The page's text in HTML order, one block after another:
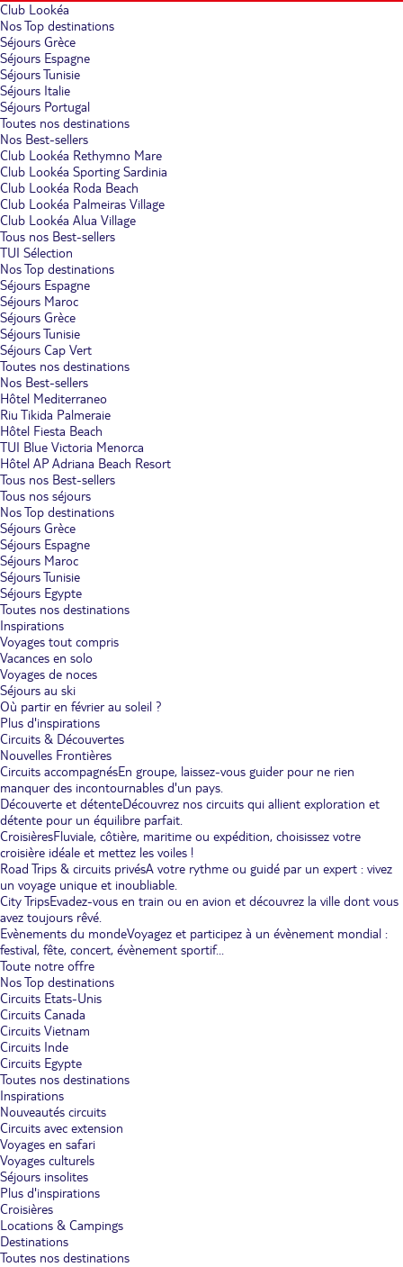
Club Lookéa
Nos Top destinations
Séjours Grèce
Séjours Espagne
Séjours Tunisie
Séjours Italie
Séjours Portugal
Toutes nos destinations
Nos Best-sellers
Club Lookéa Rethymno Mare
Club Lookéa Sporting Sardinia
Club Lookéa Roda Beach
Club Lookéa Palmeiras Village
Club Lookéa Alua Village
Tous nos Best-sellers
TUI Sélection
Nos Top destinations
Séjours Espagne
Séjours Maroc
Séjours Grèce
Séjours Tunisie
Séjours Cap Vert
Toutes nos destinations
Nos Best-sellers
Hôtel Mediterraneo
Riu Tikida Palmeraie
Hôtel Fiesta Beach
TUI Blue Victoria Menorca
Hôtel AP Adriana Beach Resort
Tous nos Best-sellers
Tous nos séjours
Nos Top destinations
Séjours Grèce
Séjours Espagne
Séjours Maroc
Séjours Tunisie
Séjours Egypte
Toutes nos destinations
Inspirations
Voyages tout compris
Vacances en solo
Voyages de noces
Séjours au ski
Où partir en février au soleil ?
Plus d'inspirations
Circuits & Découvertes
Nouvelles Frontières
Circuits accompagnésEn groupe, laissez-vous guider pour ne rien
manquer des incontournables d'un pays.
Découverte et détenteDécouvrez nos circuits qui allient exploration et
détente pour un équilibre parfait.
CroisièresFluviale, côtière, maritime ou expédition, choisissez votre
croisière idéale et mettez les voiles !
Road Trips & circuits privésA votre rythme ou guidé par un expert : vivez
un voyage unique et inoubliable.
City TripsEvadez-vous en train ou en avion et découvrez la ville dont vous
avez toujours rêvé.
Evènements du mondeVoyagez et participez à un évènement mondial :
festival, fête, concert, évènement sportif...
Toute notre offre
Nos Top destinations
Circuits Etats-Unis
Circuits Canada
Circuits Vietnam
Circuits Inde
Circuits Egypte
Toutes nos destinations
Inspirations
Nouveautés circuits
Circuits avec extension
Voyages en safari
Voyages culturels
Séjours insolites
Plus d'inspirations
Croisières
Locations & Campings
Destinations
Toutes nos destinations